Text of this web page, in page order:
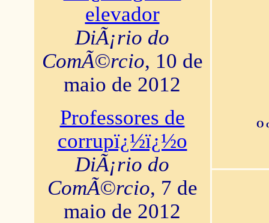
elevador
DiÃ¡rio do
ComÃ©rcio, 10 de
maio de 2012
Professores de
corrupï¿½ï¿½o
DiÃ¡rio do
ComÃ©rcio, 7 de
maio de 2012
O